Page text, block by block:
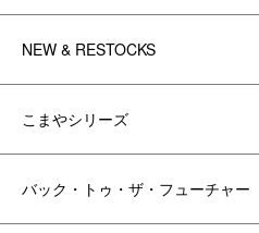
NEW & RESTOCKS
こまやシリーズ
バック・トゥ・ザ・フューチャー